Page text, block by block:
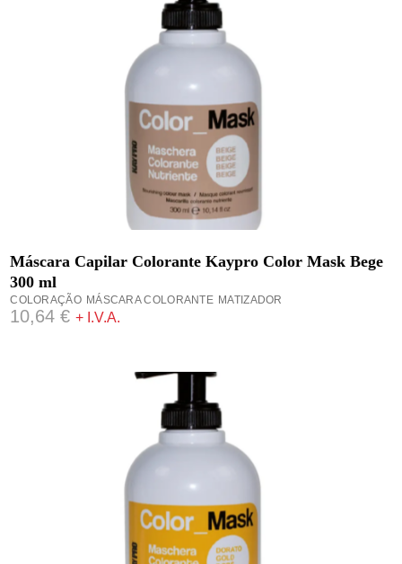
COLORAÇÃO MÁSCARA COLORANTE MATIZADOR
10,64€ + I.V.A.
Máscara Capilar Colorante Kaypro Color Mask Bege
300 ml